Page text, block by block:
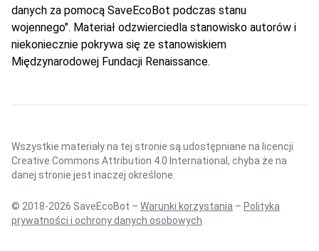
danych za pomocą SaveEcoBot podczas stanu
wojennego". Materiał odzwierciedla stanowisko autorów i
niekoniecznie pokrywa się ze stanowiskiem
Międzynarodowej Fundacji Renaissance.
Wszystkie materiały na tej stronie są udostępniane na licencji
Creative Commons Attribution 4.0 International , chyba że na
danej stronie jest inaczej określone.
© 2018-2026 SaveEcoBot – Warunki korzystania – Polityka
prywatności i ochrony danych osobowych